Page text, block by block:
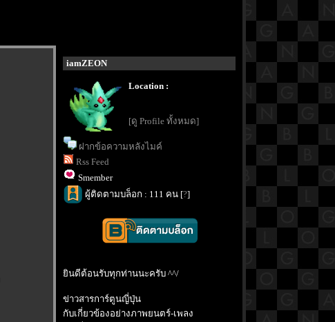
iamZEON
Location :
[ดู Profile ทั้งหมด]
ฝากข้อความหลังไมค์
Rss Feed
Smember
ผู้ติดตามบล็อก : 111 คน [?]
ินดีต้อนรับทุกท่านนะครับ ^^/
ข่าวสารการ์ตูนญี่ปุ่น
กับเกี่ยวข้องอย่างภาพยนตร์-เพลง